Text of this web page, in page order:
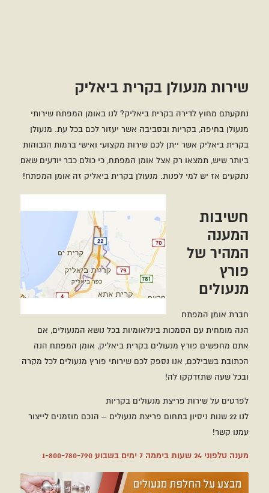
שירות מנעולן בקרית ביאליק
נתקעתם מחוץ לדירה בקרית ביאליק? לנו באומן המפתח שירותי
מנעולן בחיפה, בקריות ובסביבה אשר יעזור לכם בכל עת. מנעולן
בקרית ביאליק אשר ייתן לכם שירות מקצועי ואישי ברמות הגבוהות
ביותר שיש, תמצאו רק אצל אומן המפתח, כי כולם כבר יודעים שאם
נתקעים אז יש למי לפנות. מנעולן בקרית ביאליק זה אומן המפתח!
חשיבות
המענה
המהיר של
פורץ
מנעולים
חברת אומן המפתח
הנה מומחית עם הסמכות בינלאומיות בכל נושא המנעולים, אם
אתם מחפשים פורץ מנעולים בקרית ביאליק, אומן המפתח הנה
הכתובת בשבילכם, אנו נספק לכם שירותי פורץ מנעולים לכל מקרה
ובכל שעה שתזדקקו לה!
לפרטים על שירות פריצת מנעולים בקריות
לנו 22 שנות ניסיון בתחום פריצת מנעולים – הנכם מוזמנים לייצור
עמנו קשר!
מענה טלפוני 24 שעות ביממה 7 ימים בשבוע 1-800-780-790